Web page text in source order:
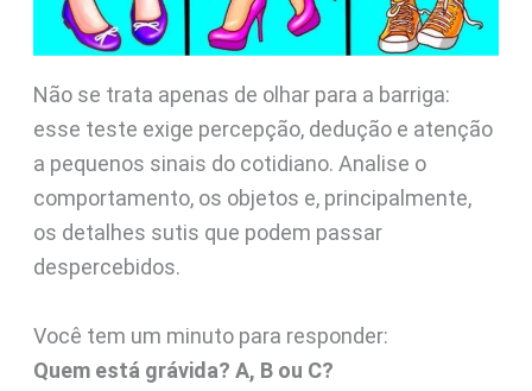
Não se trata apenas de olhar para a barriga:
esse teste exige percepção, dedução e atenção
a pequenos sinais do cotidiano. Analise o
comportamento, os objetos e, principalmente,
os detalhes sutis que podem passar
despercebidos.
Você tem um minuto para responder:
Quem está grávida? A, B ou C?